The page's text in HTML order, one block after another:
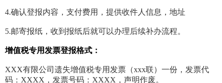
4.确认登报内容，支付费用，提供收件人信息，地址
5.邮寄报纸，收到报纸后就可以办理后续补办流程。
增值税专用发票登报格式：
XXX有限公司遗失增值税专用发票（xxx联）一份，发票代
码：XXXX，发票号码：XXXX，声明作废。